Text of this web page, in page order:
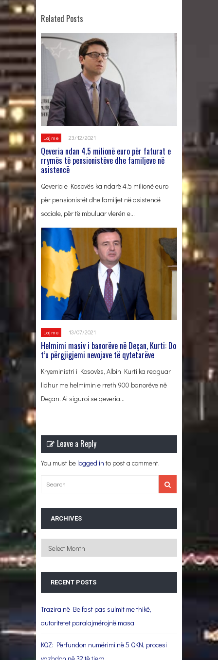
Related Posts
Lajme 23/12/2021
Qeveria ndan 4.5 milionë euro për faturat e
rrymës të pensionistëve dhe familjeve në
asistencë
Qeveria e Kosovës ka ndarë 4.5 milionë euro
për pensionistët dhe familjet në asistencë
sociale, për të mbuluar vlerën e…
Lajme 13/07/2021
Helmimi masiv i banorëve në Deçan, Kurti: Do
t’u përgjigjemi nevojave të qytetarëve
Kryeministri i Kosovës, Albin Kurti ka reaguar
lidhur me helmimin e rreth 900 banorëve në
Deçan. Ai siguroi se qeveria…
Leave a Reply
You must be logged in to post a comment.
ARCHIVES
Archives
RECENT POSTS
Trazira në Belfast pas sulmit me thikë,
autoritetet paralajmërojnë masa
KQZ: Përfundon numërimi në 5 QKN, procesi